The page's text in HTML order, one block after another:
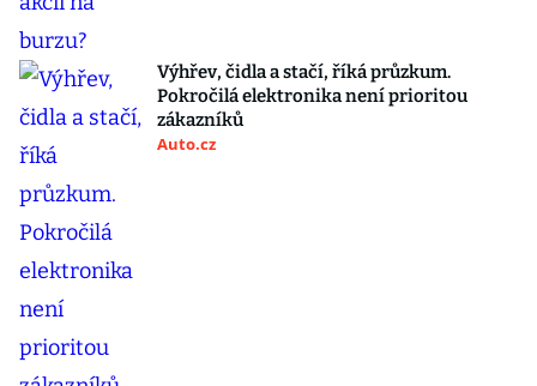
Výhřev, čidla a stačí, říká průzkum.
Pokročilá elektronika není prioritou
zákazníků
Auto.cz